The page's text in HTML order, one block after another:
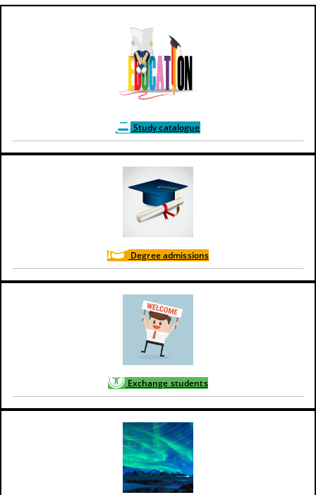
Study catalogue
Degree admissions
Exchange students